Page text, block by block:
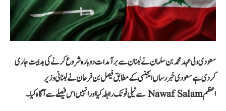
سعودی ولی عہد محمد بن سلمان نے لبنان سے برآمدات دوبارہ شروع کرنے کی ہدایت جاری
کر دی ہے سعودی خبر رساں ایجنسی کے مطابق فیصل بن فرحان نے لبنانی وزیر
اعظم Nawaf Salam سے ٹیلی فونک رابطہ کیا اور انہیں اس فیصلے سے آگاہ کیا۔